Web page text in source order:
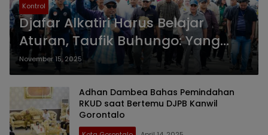
Kontrol
Djafar Alkatiri Harus Belajar
Aturan, Taufik Buhungo: Yang
Bikin Malu Itu Perkara Korupsi
November 15, 2025
Adhan Dambea Bahas Pemindahan
RKUD saat Bertemu DJPB Kanwil
Gorontalo